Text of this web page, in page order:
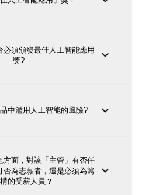
必須頒發最佳人工智能應用
獎?
中濫用人工智能的風險?
方面，對該「主管」有否任
否為志願者，還是必須為籌
的受薪人員？